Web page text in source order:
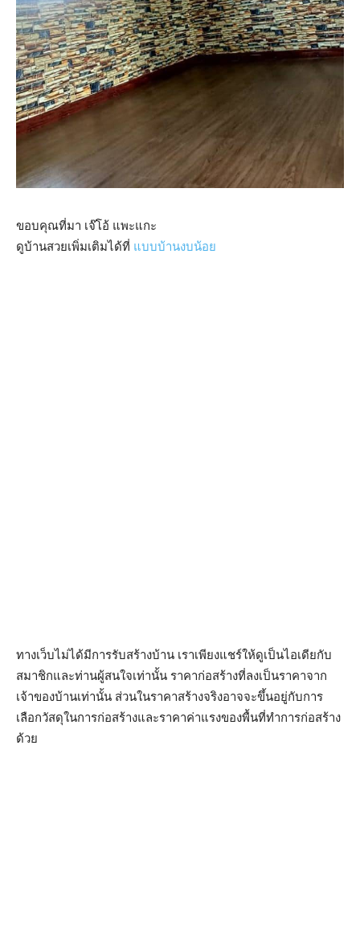
ขอบคุณที่มา เจ๊โอ้ แพะแกะ
ดูบ้านสวยเพิ่มเติมได้ที่ แบบบ้านงบน้อย
ทางเว็บไม่ได้มีการรับสร้างบ้าน เราเพียงแชร์ให้ดูเป็นไอเดียกับ
สมาชิกและท่านผู้สนใจเท่านั้น ราคาก่อสร้างที่ลงเป็นราคาจาก
เจ้าของบ้านเท่านั้น ส่วนในราคาสร้างจริงอาจจะขึ้นอยู่กับการ
เลือกวัสดุในการก่อสร้างและราคาค่าแรงของพื้นที่ทำการก่อสร้าง
ด้วย